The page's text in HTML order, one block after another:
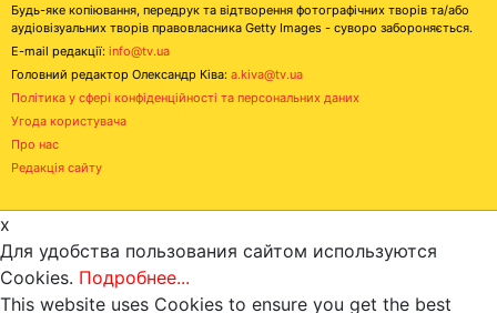
Будь-яке копіювання, передрук та відтворення фотографічних творів та/або
аудіовізуальних творів правовласника Getty Images - суворо забороняється.
E-mail редакції: info@tv.ua
Головний редактор Олександр Ківа: a.kiva@tv.ua
Політика у сфері конфіденційності та персональних даних
Угода користувача
Про нас
Редакція сайту
x
Для удобства пользования сайтом используются
Cookies. Подробнее...
This website uses Cookies to ensure you get the best